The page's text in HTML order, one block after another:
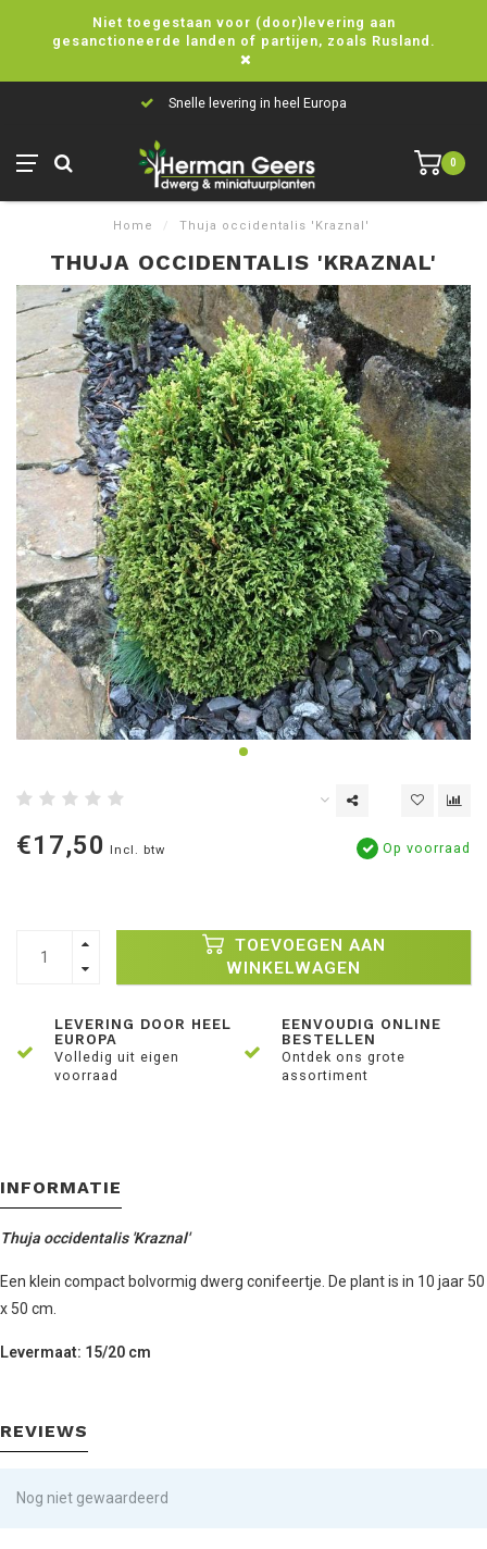
Niet toegestaan voor (door)levering aan
gesanctioneerde landen of partijen, zoals Rusland.
Snelle levering in heel Europa
0
Home / Thuja occidentalis 'Kraznal'
THUJA OCCIDENTALIS 'KRAZNAL'
€17,50 Incl. btw Op voorraad
TOEVOEGEN AAN
WINKELWAGEN
LEVERING DOOR HEEL
EUROPA
Volledig uit eigen
voorraad
EENVOUDIG ONLINE
BESTELLEN
Ontdek ons grote
assortiment
INFORMATIE
Thuja occidentalis 'Kraznal'
Een klein compact bolvormig dwerg conifeertje. De plant is in 10 jaar 50
x 50 cm.
Levermaat: 15/20 cm
REVIEWS
Nog niet gewaardeerd